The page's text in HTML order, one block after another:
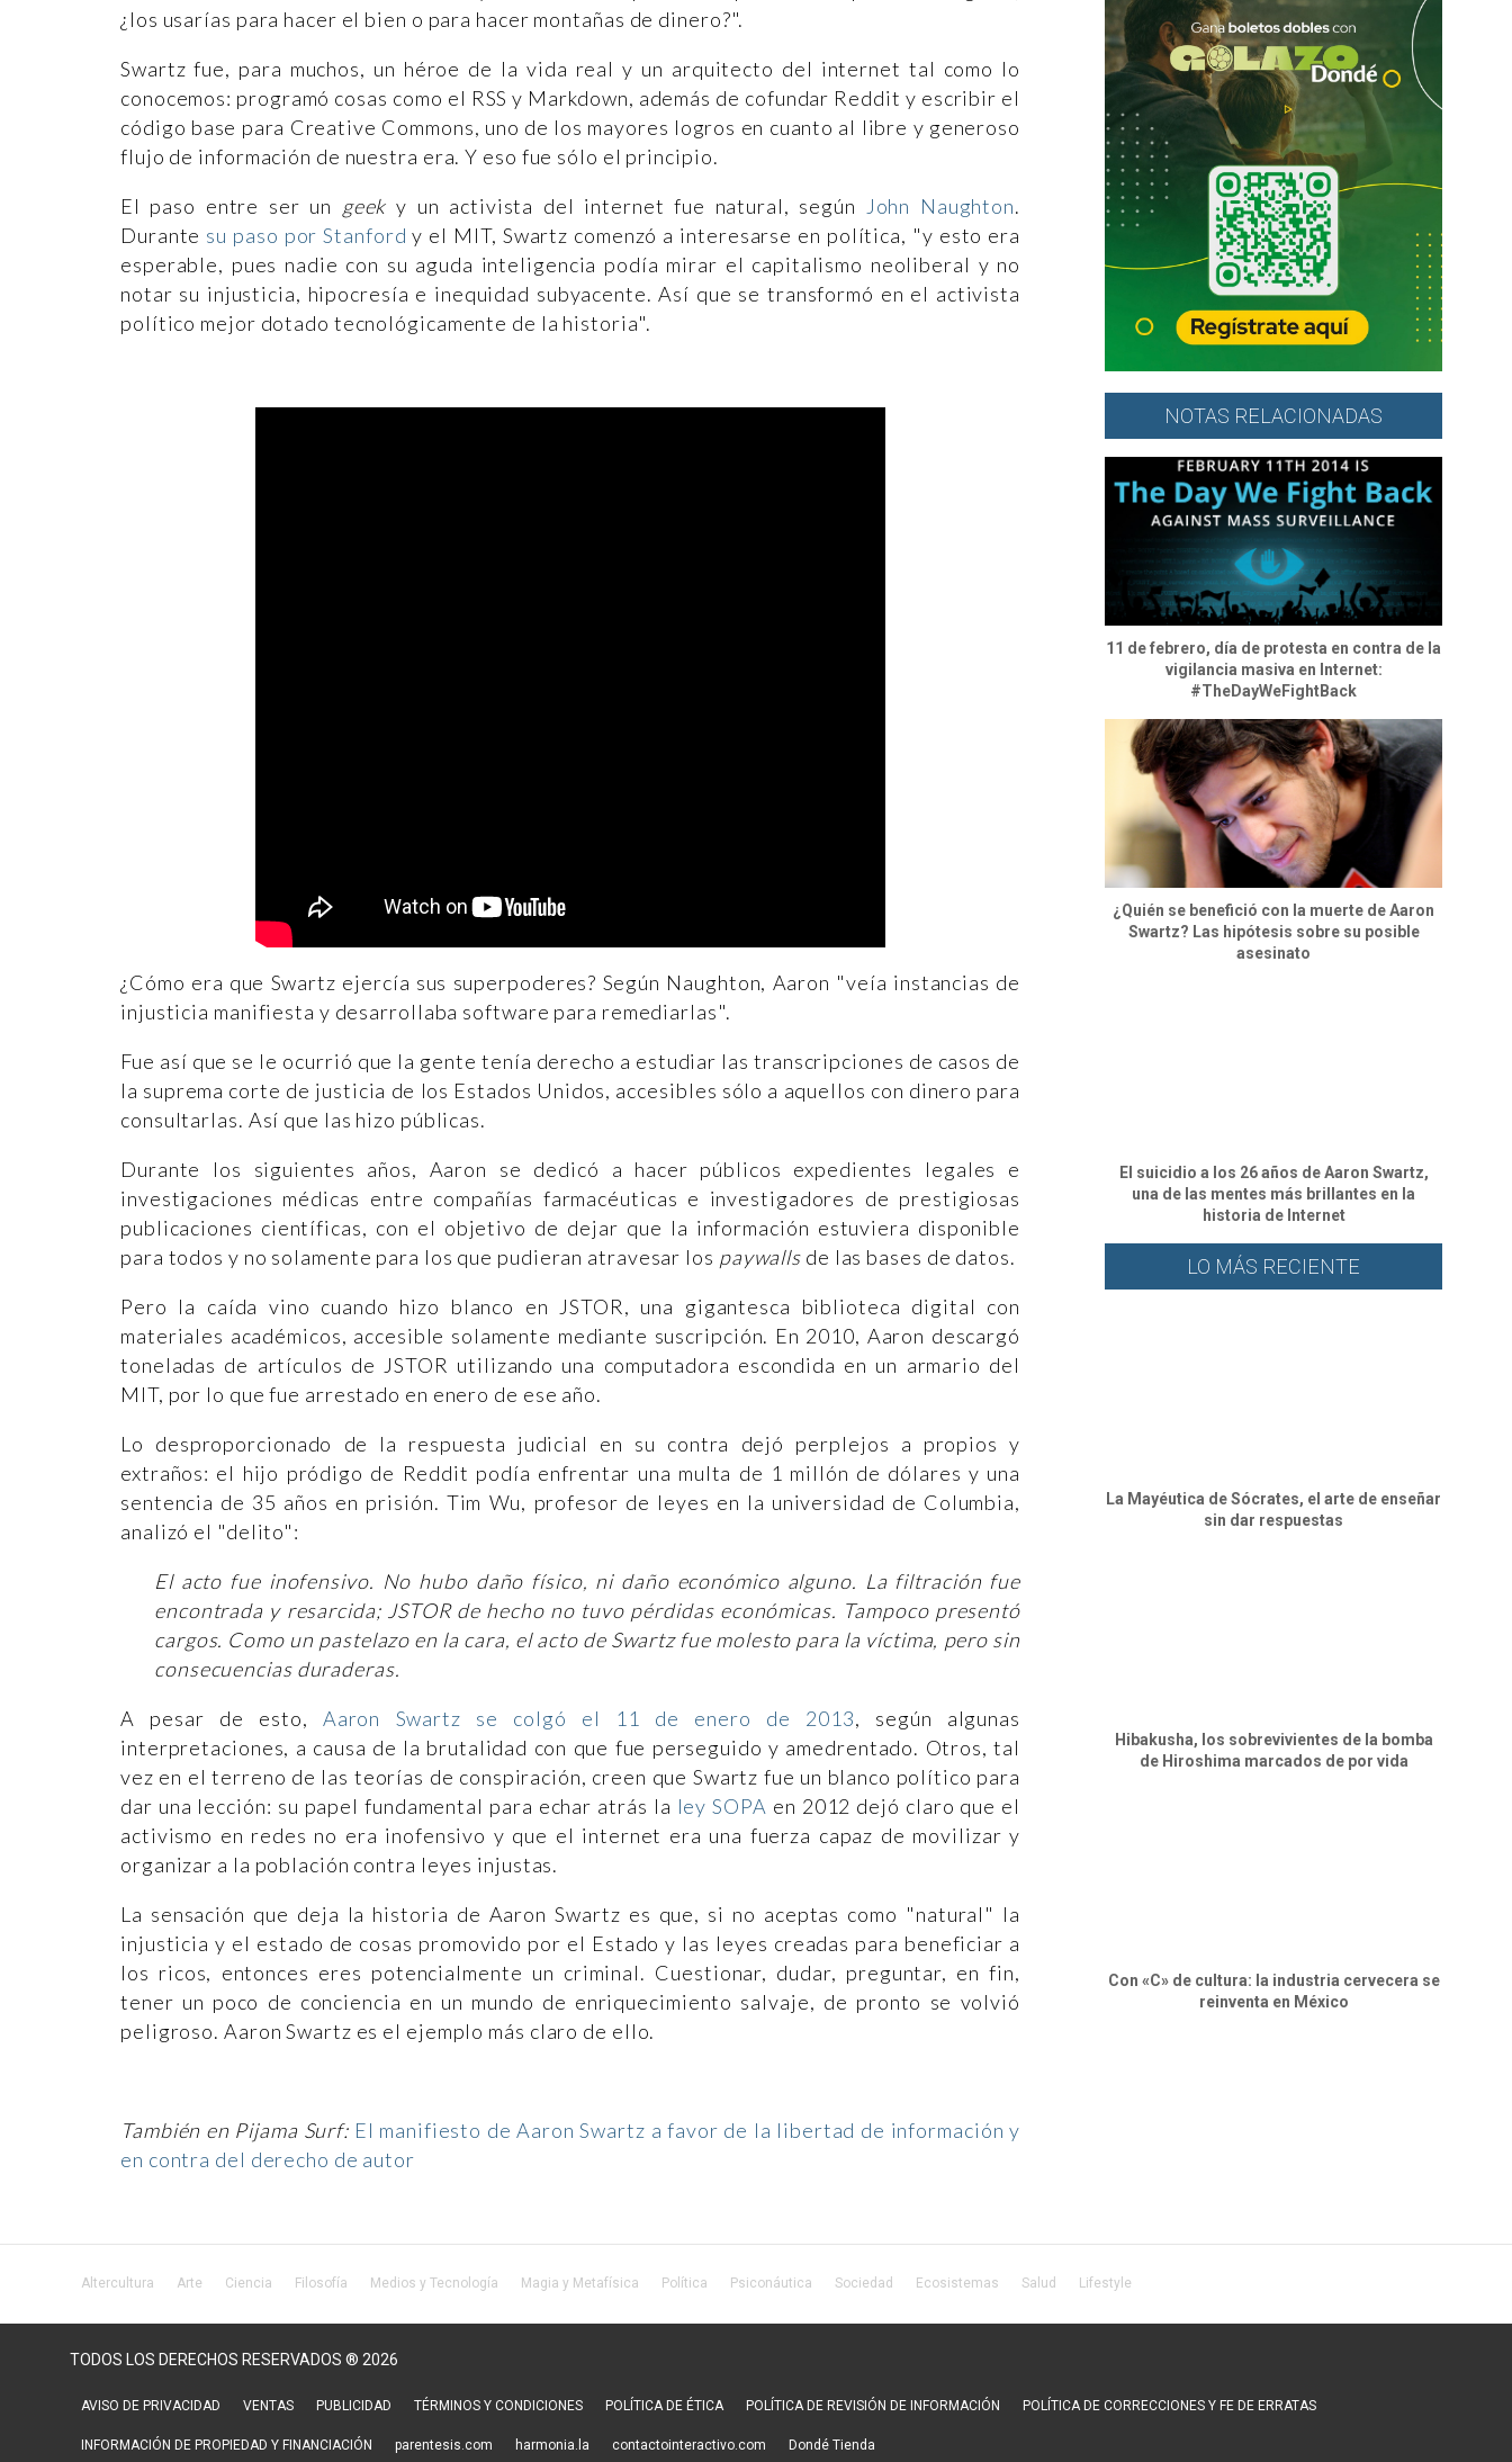
¿los usarías para hacer el bien o para hacer montañas de dinero?".
Swartz fue, para muchos, un héroe de la vida real y un arquitecto del internet tal como lo
conocemos: programó cosas como el RSS y Markdown, además de cofundar Reddit y escribir el
código base para Creative Commons, uno de los mayores logros en cuanto al libre y generoso
flujo de información de nuestra era. Y eso fue sólo el principio.
El paso entre ser un geek y un activista del internet fue natural, según John Naughton.
Durante su paso por Stanfordy el MIT, Swartz comenzó a interesarse en política, "y esto era
esperable, pues nadie con su aguda inteligencia podía mirar el capitalismo neoliberal y no
notar su injusticia, hipocresía e inequidad subyacente. Así que se transformó en el activista
político mejor dotado tecnológicamente de la historia".
¿Cómo era que Swartz ejercía sus superpoderes? Según Naughton, Aaron "veía instancias de
injusticia manifiesta y desarrollaba software para remediarlas".
Fue así que se le ocurrió que la gente tenía derecho a estudiar las transcripciones de casos de
la suprema corte de justicia de los Estados Unidos, accesibles sólo a aquellos con dinero para
consultarlas. Así que las hizo públicas.
Durante los siguientes años, Aaron se dedicó a hacer públicos expedientes legales e
investigaciones médicas entre compañías farmacéuticas e investigadores de prestigiosas
publicaciones científicas, con el objetivo de dejar que la información estuviera disponible
para todos y no solamente para los que pudieran atravesar los paywalls de las bases de datos.
Pero la caída vino cuando hizo blanco en JSTOR, una gigantesca biblioteca digital con
materiales académicos, accesible solamente mediante suscripción. En 2010, Aaron descargó
toneladas de artículos de JSTOR utilizando una computadora escondida en un armario del
MIT, por lo que fue arrestado en enero de ese año.
Lo desproporcionado de la respuesta judicial en su contra dejó perplejos a propios y
extraños: el hijo pródigo de Reddit podía enfrentar una multa de 1 millón de dólares y una
sentencia de 35 años en prisión. Tim Wu, profesor de leyes en la universidad de Columbia,
analizó el "delito":
El acto fue inofensivo. No hubo daño físico, ni daño económico alguno. La filtración fue
encontrada y resarcida; JSTOR de hecho no tuvo pérdidas económicas. Tampoco presentó
cargos. Como un pastelazo en la cara, el acto de Swartz fue molesto para la víctima, pero sin
consecuencias duraderas.
A pesar de esto, Aaron Swartz se colgó el 11 de enero de 2013, según algunas
interpretaciones, a causa de la brutalidad con que fue perseguido y amedrentado. Otros, tal
vez en el terreno de las teorías de conspiración, creen que Swartz fue un blanco político para
dar una lección: su papel fundamental para echar atrás la ley SOPA en 2012 dejó claro que el
activismo en redes no era inofensivo y que el internet era una fuerza capaz de movilizar y
organizar a la población contra leyes injustas.
La sensación que deja la historia de Aaron Swartz es que, si no aceptas como "natural" la
injusticia y el estado de cosas promovido por el Estado y las leyes creadas para beneficiar a
los ricos, entonces eres potencialmente un criminal. Cuestionar, dudar, preguntar, en fin,
tener un poco de conciencia en un mundo de enriquecimiento salvaje, de pronto se volvió
peligroso. Aaron Swartz es el ejemplo más claro de ello.
También en Pijama Surf: El manifiesto de Aaron Swartz a favor de la libertad de información y
en contra del derecho de autor
NOTAS RELACIONADAS
11 de febrero, día de protesta en contra de la
vigilancia masiva en Internet:
#TheDayWeFightBack
¿Quién se benefició con la muerte de Aaron
Swartz? Las hipótesis sobre su posible
asesinato
El suicidio a los 26 años de Aaron Swartz,
una de las mentes más brillantes en la
historia de Internet
LO MÁS RECIENTE
La Mayéutica de Sócrates, el arte de enseñar
sin dar respuestas
Hibakusha, los sobrevivientes de la bomba
de Hiroshima marcados de por vida
Con «C» de cultura: la industria cervecera se
reinventa en México
Altercultura Arte Ciencia Filosofía Medios y Tecnología Magia y Metafísica Política Psiconáutica Sociedad Ecosistemas Salud Lifestyle
TODOS LOS DERECHOS RESERVADOS ® 2026
AVISO DE PRIVACIDAD VENTAS PUBLICIDAD TÉRMINOS Y CONDICIONES POLÍTICA DE ÉTICA POLÍTICA DE REVISIÓN DE INFORMACIÓN POLÍTICA DE CORRECCIONES Y FE DE ERRATAS
INFORMACIÓN DE PROPIEDAD Y FINANCIACIÓN parentesis.com harmonia.la contactointeractivo.com Dondé Tienda